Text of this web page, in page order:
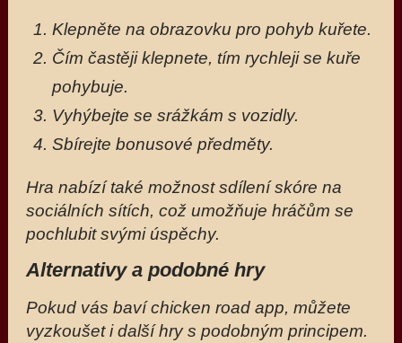
Klepněte na obrazovku pro pohyb kuřete.
Čím častěji klepnete, tím rychleji se kuře
pohybuje.
Vyhýbejte se srážkám s vozidly.
Sbírejte bonusové předměty.
Hra nabízí také možnost sdílení skóre na
sociálních sítích, což umožňuje hráčům se
pochlubit svými úspěchy.
Alternativy a podobné hry
Pokud vás baví chicken road app, můžete
vyzkoušet i další hry s podobným principem.